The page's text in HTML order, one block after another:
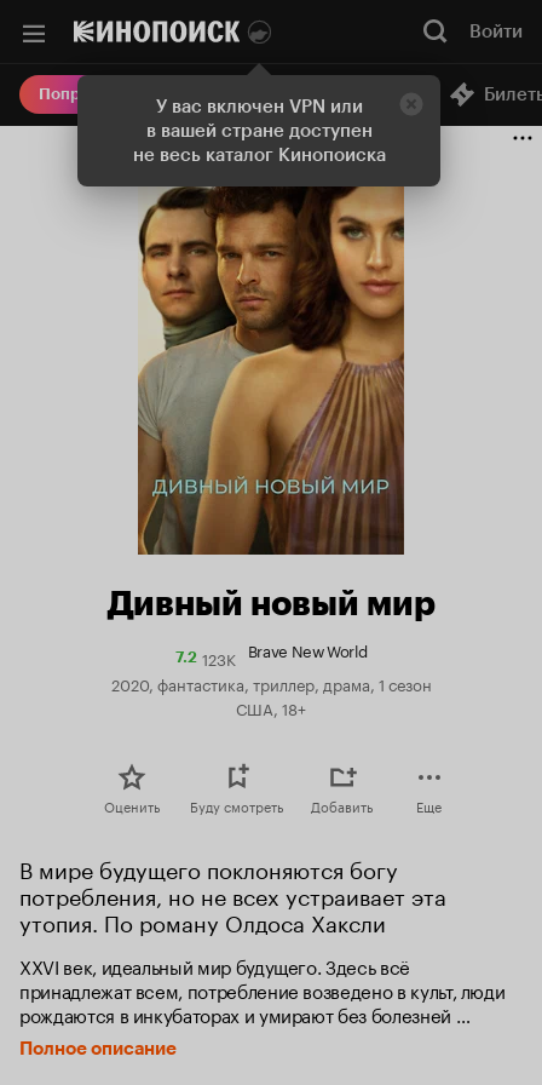
У вас включен VPN или
в вашей стране доступен
не весь каталог Кинопоиска
Войти
Попробовать Плюс Онлайн-кинотеатр
Дивный новый мир
7.2Рейтинг
123K Brave New World
2020, фантастика, триллер, драма, 1 сезон
США, 18+
Оценить Буду смотреть Добавить Еще
В мире будущего поклоняются богу
потребления, но не всех устраивает эта
утопия. По роману Олдоса Хаксли
XXVI век, идеальный мир будущего. Здесь всё
принадлежат всем, потребление возведено в культ, люди
рождаются в инкубаторах и умирают без болезней
и старости — а главное, каждый чувствует себя
на вершине блаженства благодаря специальной таблетке.
Полное описание